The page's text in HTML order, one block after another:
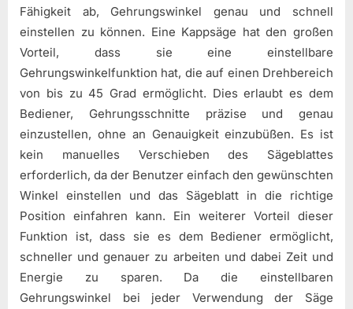
Fähigkeit ab, Gehrungswinkel genau und schnell
einstellen zu können. Eine Kappsäge hat den großen
Vorteil, dass sie eine einstellbare
Gehrungswinkelfunktion hat, die auf einen Drehbereich
von bis zu 45 Grad ermöglicht. Dies erlaubt es dem
Bediener, Gehrungsschnitte präzise und genau
einzustellen, ohne an Genauigkeit einzubüßen. Es ist
kein manuelles Verschieben des Sägeblattes
erforderlich, da der Benutzer einfach den gewünschten
Winkel einstellen und das Sägeblatt in die richtige
Position einfahren kann. Ein weiterer Vorteil dieser
Funktion ist, dass sie es dem Bediener ermöglicht,
schneller und genauer zu arbeiten und dabei Zeit und
Energie zu sparen. Da die einstellbaren
Gehrungswinkel bei jeder Verwendung der Säge